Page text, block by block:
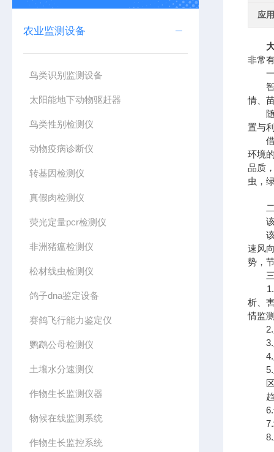
农业监测设备
鸟类识别监测设备
太阳能地下动物驱赶器
鸟类性别检测仪
动物疫病诊断仪
转基因检测仪
真假肉检测仪
荧光定量pcr检测仪
非洲猪瘟检测仪
松材线虫检测仪
鸽子dna鉴定设备
赛鸽飞行能力鉴定仪
鹦鹉公母检测仪
土壤水分速测仪
作物生长监测仪器
物候在线监测系统
作物生长监控系统
应
非常
一
智能
情、
随着
置与
借助
环境
品质
虫，
二
该系
该系
速风
势，
三
1.农
析、
情监
2.监
3.虫
4.虫
5.虫
区域
趋势
6.气
7.墒
8.系